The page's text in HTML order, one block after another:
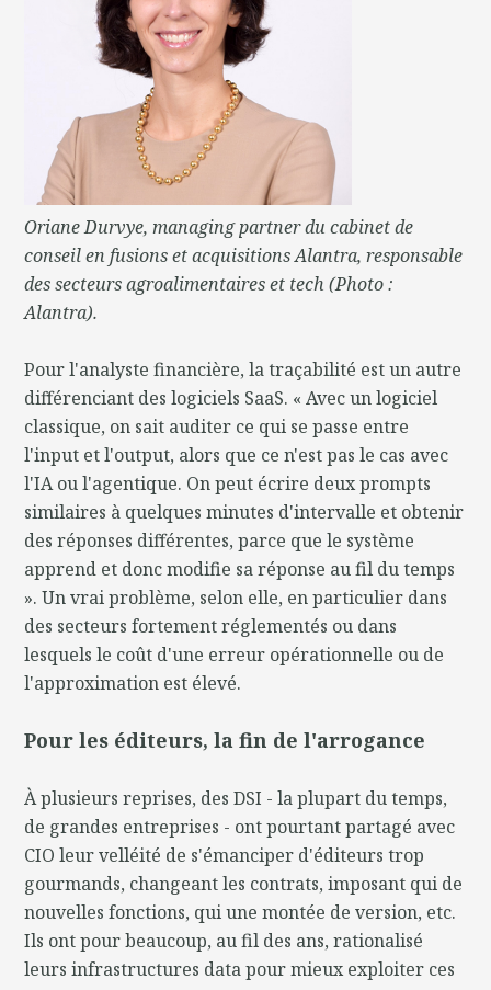
Oriane Durvye, managing partner du cabinet de
conseil en fusions et acquisitions Alantra, responsable
des secteurs agroalimentaires et tech (Photo :
Alantra).
Pour l'analyste financière, la traçabilité est un autre
différenciant des logiciels SaaS. « Avec un logiciel
classique, on sait auditer ce qui se passe entre
l'input et l'output, alors que ce n'est pas le cas avec
l'IA ou l'agentique. On peut écrire deux prompts
similaires à quelques minutes d'intervalle et obtenir
des réponses différentes, parce que le système
apprend et donc modifie sa réponse au fil du temps
». Un vrai problème, selon elle, en particulier dans
des secteurs fortement réglementés ou dans
lesquels le coût d'une erreur opérationnelle ou de
l'approximation est élevé.
Pour les éditeurs, la fin de l'arrogance
À plusieurs reprises, des DSI - la plupart du temps,
de grandes entreprises - ont pourtant partagé avec
CIO leur velléité de s'émanciper d'éditeurs trop
gourmands, changeant les contrats, imposant qui de
nouvelles fonctions, qui une montée de version, etc.
Ils ont pour beaucoup, au fil des ans, rationalisé
leurs infrastructures data pour mieux exploiter ces